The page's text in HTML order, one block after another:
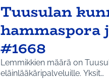
Tuusulan
hammaspora
#1668
Lemmikkien määrä on
eläinlääkäripalveluille. Yksit…